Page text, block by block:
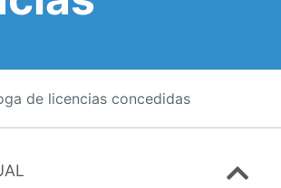
de licencias concedidas